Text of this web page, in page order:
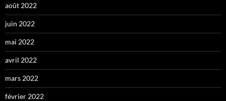
août 2022
juin 2022
mai 2022
avril 2022
mars 2022
février 2022